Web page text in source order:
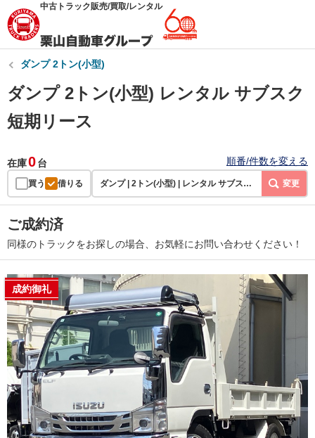
中古トラック販売/買取/レンタル
ダンプ 2トン(小型)
ダンプ 2トン(小型) レンタル サブスク
短期リース
在庫0台 順番/件数を変える
買う 借りる ダンプ | 2トン(小型) | レンタル サブスク 短期リース 変更
ご成約済
同様のトラックをお探しの場合、お気軽にお問い合わせください！
成約御礼